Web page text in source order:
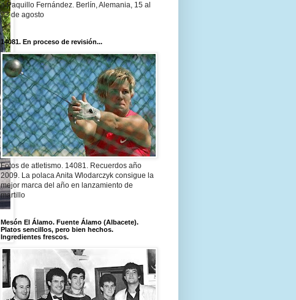
a Paquillo Fernández. Berlín, Alemania, 15 al
23 de agosto
14081. En proceso de revisión...
Fotos de atletismo. 14081. Recuerdos año
2009. La polaca Anita Wlodarczyk consigue la
mejor marca del año en lanzamiento de
martillo
Mesón El Álamo. Fuente Álamo (Albacete).
Platos sencillos, pero bien hechos.
Ingredientes frescos.